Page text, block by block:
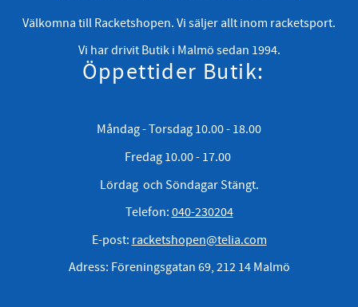
Välkomna till Racketshopen. Vi säljer allt inom racketsport.
Vi har drivit Butik i Malmö sedan 1994.
Öppettider Butik:
Måndag - Torsdag 10.00 - 18.00
Fredag 10.00 - 17.00
Lördag och Söndagar Stängt.
Telefon: 040-230204
E-post: racketshopen@telia.com
Adress: Föreningsgatan 69, 212 14 Malmö